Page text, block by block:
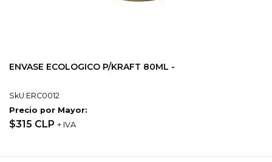
ENVASE ECOLOGICO P/KRAFT 80ML -
SkU:ERC0012
Precio por Mayor:
$315 CLP + IVA